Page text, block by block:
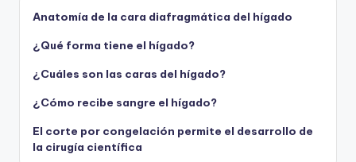
Anatomía de la cara diafragmática del hígado
¿Qué forma tiene el hígado?
¿Cuáles son las caras del hígado?
¿Cómo recibe sangre el hígado?
El corte por congelación permite el desarrollo de
la cirugía científica